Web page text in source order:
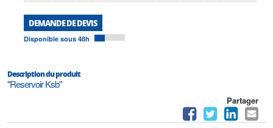
DEMANDE DE DEVIS
Disponible sous 48h
Description du produit
"Reservoir Ksb"
Partager